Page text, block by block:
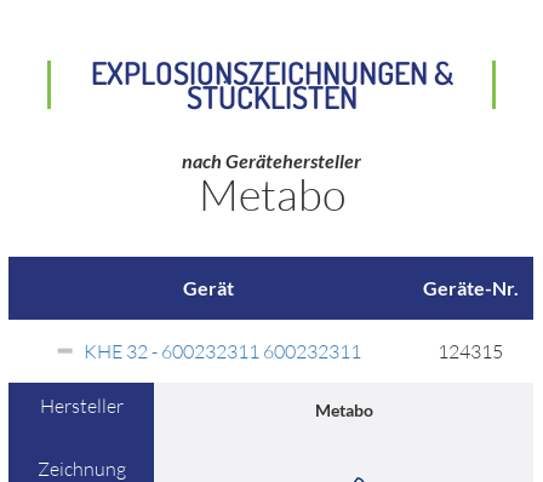
EXPLOSIONSZEICHNUNGEN &
STÜCKLISTEN
nach Gerätehersteller
Metabo
Gerät Geräte-Nr.
KHE 32 - 600232311 600232311 124315
Hersteller Metabo
Zeichnung